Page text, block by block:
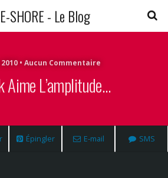
SHORE - Le Blog
• Aucun Commentaire
Aime L’amplitude…
Épingler E-mail SMS